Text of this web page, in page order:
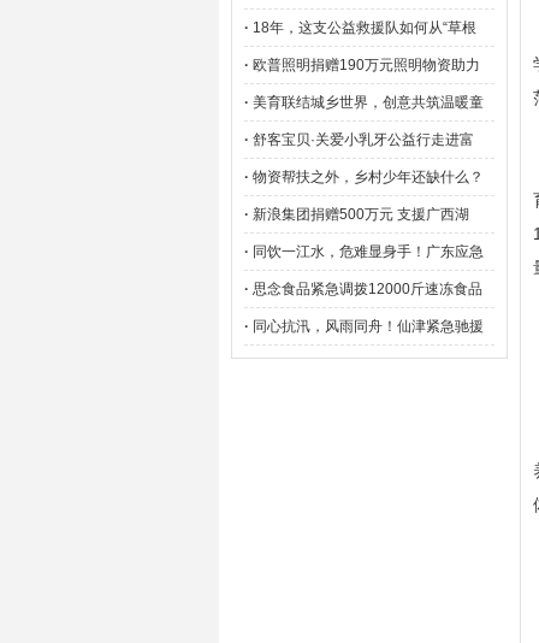
· 18年，这支公益救援队如何从“草根
· 欧普照明捐赠190万元照明物资助力
· 美育联结城乡世界，创意共筑温暖童
· 舒客宝贝·关爱小乳牙公益行走进富
· 物资帮扶之外，乡村少年还缺什么？
· 新浪集团捐赠500万元 支援广西湖
· 同饮一江水，危难显身手！广东应急
· 思念食品紧急调拨12000斤速冻食品
· 同心抗汛，风雨同舟！仙津紧急驰援